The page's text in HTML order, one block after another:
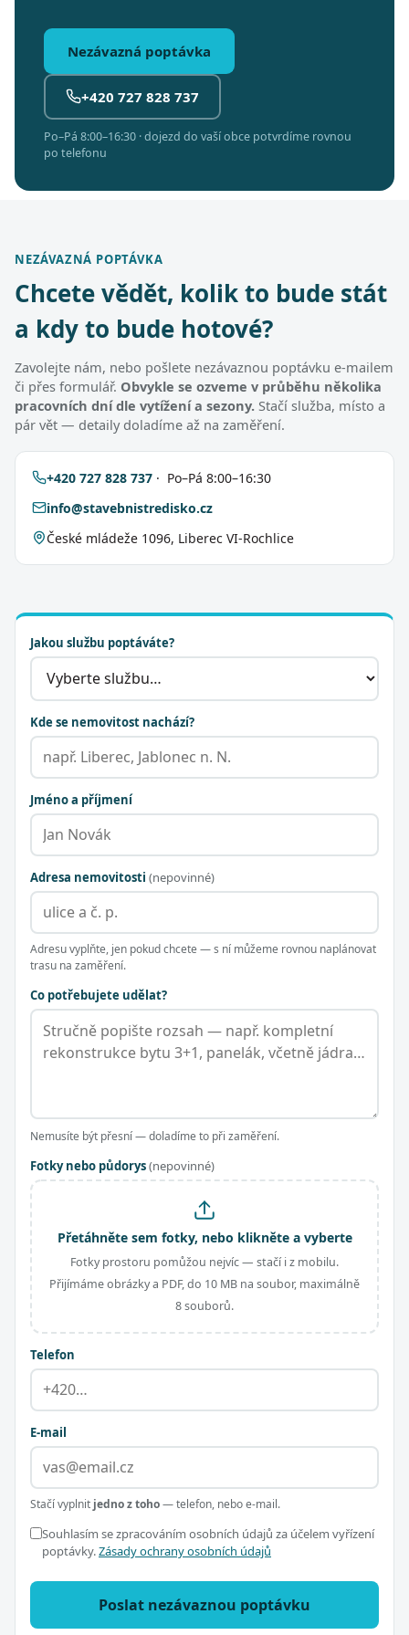
Nezávazná poptávka
+420 727 828 737
Po–Pá 8:00–16:30 · dojezd do vaší obce potvrdíme rovnou
po telefonu
NEZÁVAZNÁ POPTÁVKA
Chcete vědět, kolik to bude stát
a kdy to bude hotové?
Zavolejte nám, nebo pošlete nezávaznou poptávku e-mailem
či přes formulář. Obvykle se ozveme v průběhu několika
pracovních dní dle vytížení a sezony. Stačí služba, místo a
pár vět — detaily doladíme až na zaměření.
+420 727 828 737 · Po–Pá 8:00–16:30
info@stavebnistredisko.cz
České mládeže 1096, Liberec VI-Rochlice
Jakou službu poptáváte?
Kde se nemovitost nachází?
Jméno a příjmení
Adresa nemovitosti (nepovinné)
Adresu vyplňte, jen pokud chcete — s ní můžeme rovnou naplánovat
trasu na zaměření.
Co potřebujete udělat?
Nemusíte být přesní — doladíme to při zaměření.
Fotky nebo půdorys(nepovinné)
Přetáhněte sem fotky, nebo klikněte a vyberte
Fotky prostoru pomůžou nejvíc — stačí i z mobilu.
Přijímáme obrázky a PDF, do 10 MB na soubor, maximálně
8 souborů.
Telefon
E-mail
Stačí vyplnit jedno z toho— telefon, nebo e-mail.
Souhlasím se zpracováním osobních údajů za účelem vyřízení
poptávky.Zásady ochrany osobních údajů
Poslat nezávaznou poptávku